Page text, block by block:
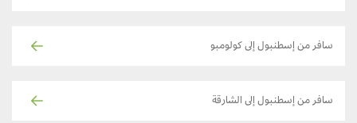
سافر من إسطنبول إلى كولومبو
سافر من إسطنبول إلى الشارقة